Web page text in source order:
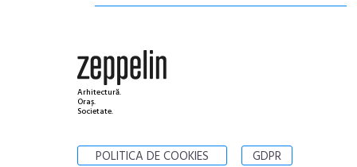
Arhitectură.
Oraș.
Societate.
POLITICA DE COOKIES GDPR